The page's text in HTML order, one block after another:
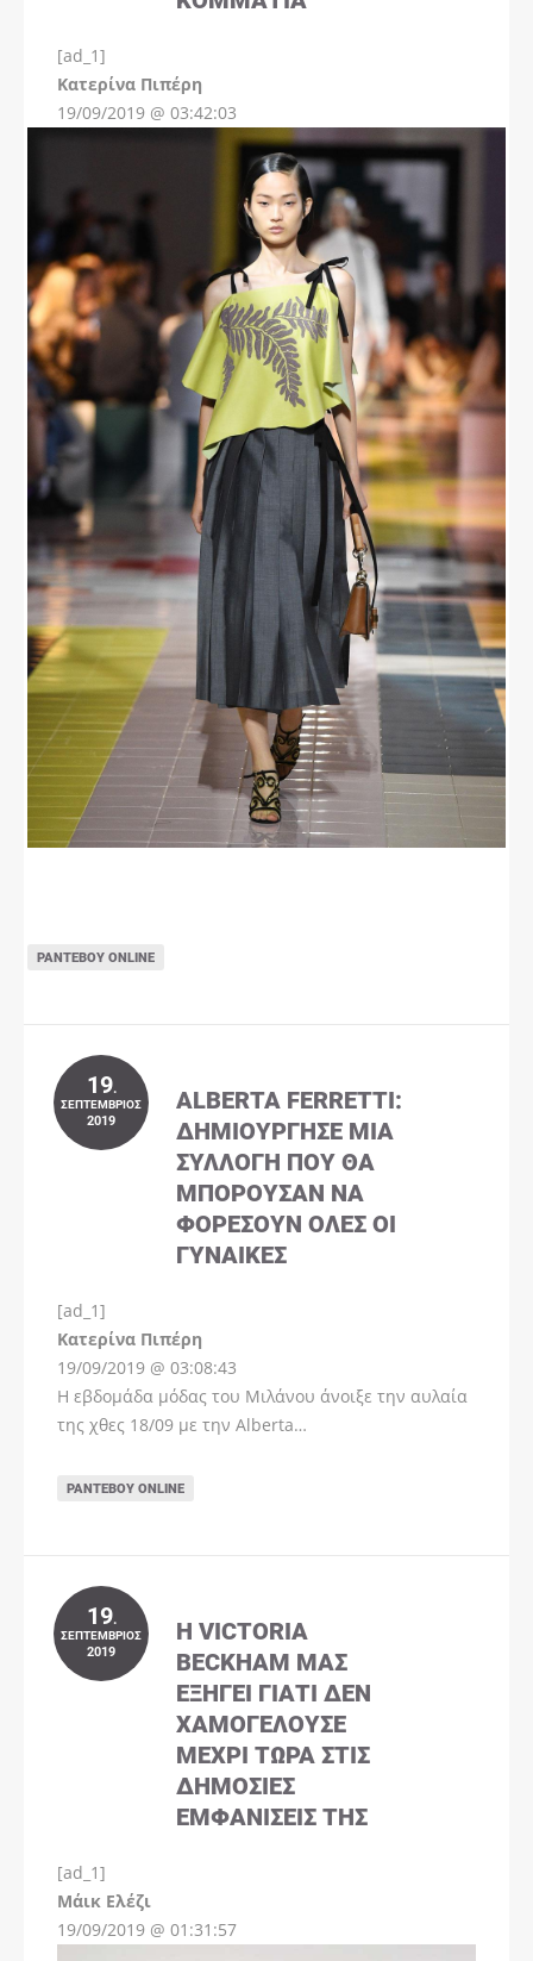
[ad_1]
Kατερίνα Πιπέρη
19/09/2019 @ 03:42:03
ΡΑΝΤΕΒΟΎ ONLINE
19.
ΣΕΠΤΈΜΒΡΙΟΣ
2019
ALBERTA FERRETTI:
ΔΗΜΙΟΎΡΓΗΣΕ ΜΊΑ
ΣΥΛΛΟΓΉ ΠΟΥ ΘΑ
ΜΠΟΡΟΎΣΑΝ ΝΑ
ΦΟΡΈΣΟΥΝ ΌΛΕΣ ΟΙ
ΓΥΝΑΊΚΕΣ
[ad_1]
Kατερίνα Πιπέρη
19/09/2019 @ 03:08:43
Η εβδομάδα μόδας του Μιλάνου άνοιξε την αυλαία
της χθες 18/09 με την Alberta…
ΡΑΝΤΕΒΟΎ ONLINE
19.
ΣΕΠΤΈΜΒΡΙΟΣ
2019
Η VICTORIA
BECKHAM ΜΑΣ
ΕΞΗΓΕΊ ΓΙΑΤΊ ΔΕΝ
ΧΑΜΟΓΕΛΟΎΣΕ
ΜΈΧΡΙ ΤΏΡΑ ΣΤΙΣ
ΔΗΜΌΣΙΕΣ
ΕΜΦΑΝΊΣΕΙΣ ΤΗΣ
[ad_1]
Μάικ Ελέζι
19/09/2019 @ 01:31:57